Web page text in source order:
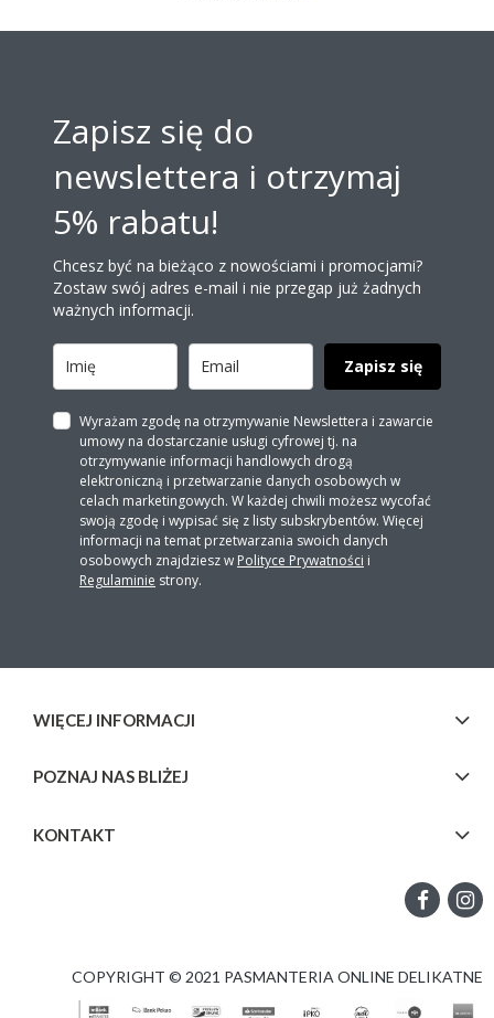
Zapisz się do
newslettera i otrzymaj
5% rabatu!
Chcesz być na bieżąco z nowościami i promocjami?
Zostaw swój adres e-mail i nie przegap już żadnych
ważnych informacji.
Zapisz się
Wyrażam zgodę na otrzymywanie Newslettera i zawarcie
umowy na dostarczanie usługi cyfrowej tj. na
otrzymywanie informacji handlowych drogą
elektroniczną i przetwarzanie danych osobowych w
celach marketingowych. W każdej chwili możesz wycofać
swoją zgodę i wypisać się z listy subskrybentów. Więcej
informacji na temat przetwarzania swoich danych
osobowych znajdziesz w Polityce Prywatności i
Regulaminie strony.
WIĘCEJ INFORMACJI
POZNAJ NAS BLIŻEJ
KONTAKT
COPYRIGHT © 2021 PASMANTERIA ONLINE DELIKATNE